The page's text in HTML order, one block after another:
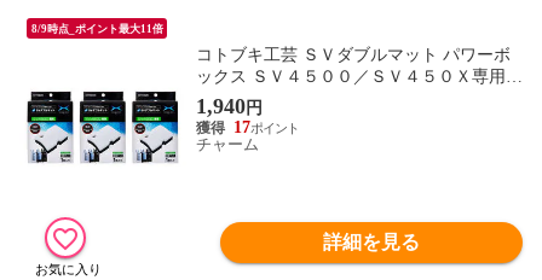
8/9時点_ポイント最大11倍
コトブキ工芸 ＳＶダブルマット パワーボ
ックス ＳＶ４５００／ＳＶ４５０Ｘ専用
交換用ろ材×３ 関東当日便
1,940円
17
チャーム
詳細を見る